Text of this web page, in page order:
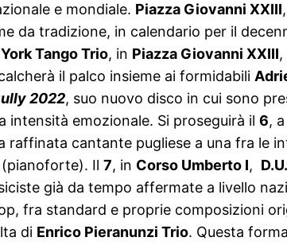
e mondiale. Piazza Giovanni XXIII,
da tradizione, in calendario per il
Tango Trio, in Piazza Giovanni XXIII,
il palco insieme ai formidabili
2022, suo nuovo disco in cui sono
intensità emozionale. Si proseguirà il 6, a
raffinata cantante pugliese a una fra le
(pianoforte). Il 7, in Corso Umberto I,
già da tempo affermate a livello
fra standard e proprie composizioni
di Enrico Pieranunzi Trio. Questa